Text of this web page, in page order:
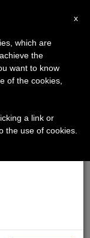
×
la pausa
de verano
el
x
which are
the
want to know
of the cookies,
a link or
the use of cookies.